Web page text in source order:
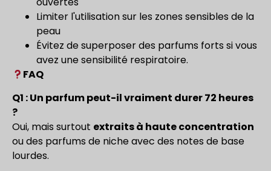
Limiter l'utilisation sur les zones sensibles de la
peau
Évitez de superposer des parfums forts si vous
avez une sensibilité respiratoire.
FAQ
Q1 : Un parfum peut-il vraiment durer 72 heures
?
Oui, mais surtout extraits à haute concentration
ou des parfums de niche avec des notes de base
lourdes.